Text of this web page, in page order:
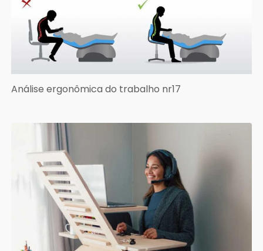
Análise ergonômica do trabalho nr17